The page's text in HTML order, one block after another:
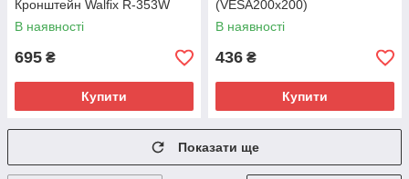
Кронштейн Walfix R-353W
В наявності
695 ₴
Купити
(VESA200х200)
В наявності
436 ₴
Купити
Показати ще